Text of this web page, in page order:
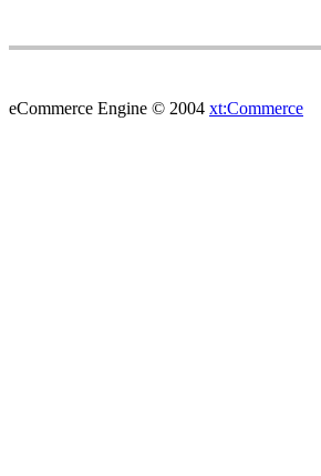
eCommerce Engine © 2004 xt:Commerce